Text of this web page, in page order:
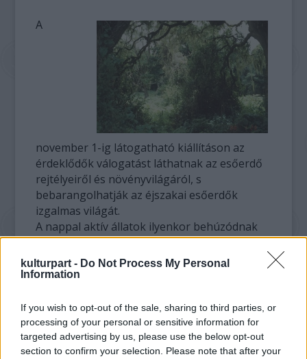
kulturpart - Do Not Process My Personal
Information
If you wish to opt-out of the sale, sharing to third parties, or
processing of your personal or sensitive information for
targeted advertising by us, please use the below opt-out
section to confirm your selection. Please note that after your
A
november 1-ig látogatható kiállításon az
érdeklődők válogatást láthatnak az esőerdő
rejtélyeiről és növényvilágáról, s
bebarangolhatják az éjszakai esőerdők
izgalmas világát.
A nappal aktív állatok ilyenkor behúzódnak
búvóhelyükre. Az erdő azonban éjjel sem
kihalt: más, éjjel éber állatok veszik át az
uralmat. A holdfényben titokzatos zörejek,
hallatszanak, a folyó morajlásába néha egy-
egy hangosabb csobbanás vegyül - olvasható
a közleményben.